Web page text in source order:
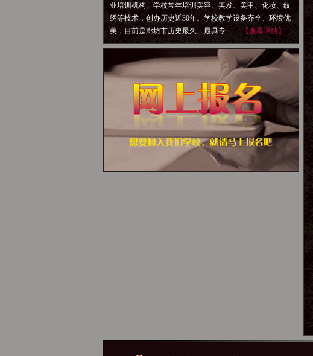
业培训机构。学校常年培训美容、美发、美甲、化妆、纹
绣等技术，创办历史近30年。学校教学设备齐全、环境优
美，目前是廊坊市历史最久、最具专……
【查看详情】